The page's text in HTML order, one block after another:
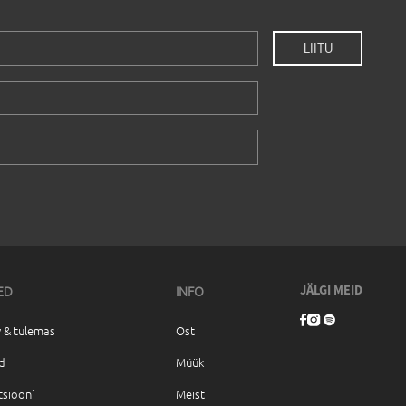
JÄLGI MEID
& tulemas
INFO
Ost
Müük
Meist